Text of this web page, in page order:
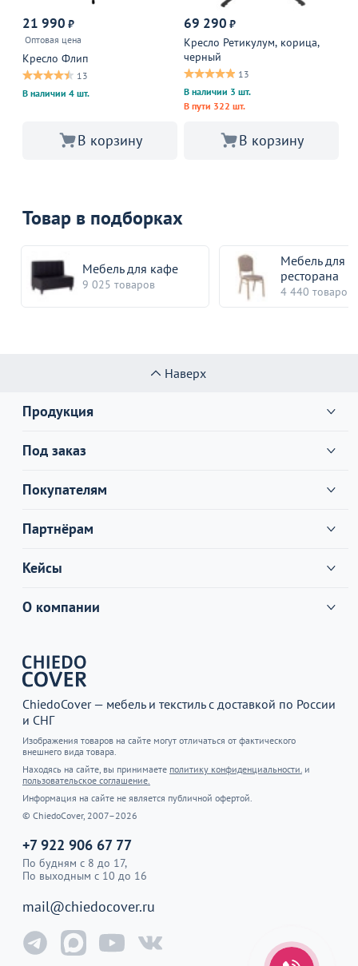
21 990 ₽
Оптовая цена
Кресло Флип
13
В наличии 4 шт.
В корзину
69 290 ₽
Кресло Ретикулум, корица,
черный
13
В наличии 3 шт.
В пути 322 шт.
В корзину
Товар в подборках
Мебель для кафе
9 025 товаров
Мебель для
ресторана
4 440 товаров
Наверх
Продукция
Под заказ
Покупателям
Партнёрам
Кейсы
О компании
ChiedoCover — мебель и текстиль с доставкой по России
и СНГ
Изображения товаров на сайте могут отличаться от фактического
внешнего вида товара.
Находясь на сайте, вы принимаете политику конфиденциальности. и
пользовательское соглашение.
Информация на сайте не является публичной офертой.
© ChiedoCover, 2007–2026
+7 922 906 67 77
По будням с 8 до 17,
По выходным с 10 до 16
mail@chiedocover.ru